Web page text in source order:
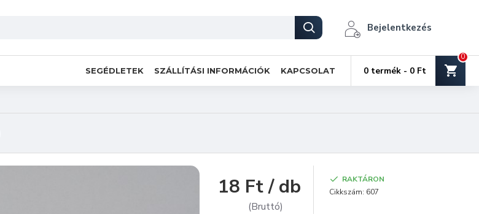
Bejelentkezés
SEGÉDLETEK SZÁLLÍTÁSI INFORMÁCIÓK KAPCSOLAT 0 termék - 0 Ft
0
18 Ft / db
(Bruttó)
RAKTÁRON
Cikkszám: 607